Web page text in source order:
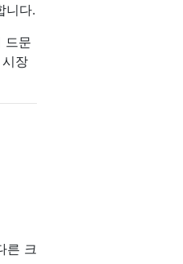
니다.
드문
장
른 크